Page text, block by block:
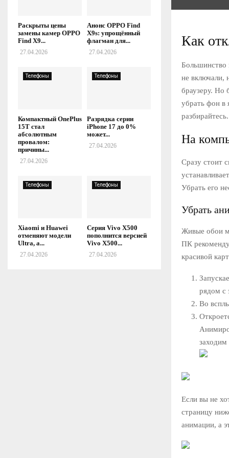
Как
Большинство
не включали,
браузеру. Но
убрать фон в
разбирайтесь.
На
Сразу стоит
Убрать его
Убрать
Живые обои
ПК
красивой
рядом с
Во
заходим
Если вы не
страницу
анимации, а
Раскрыты цены
замены камер OPPO
Find X9...
27.04.2026
Анонс OPPO Find
X9s: упрощённый
флагман для...
27.04.2026
Телефоны
Компактный OnePlus
15T стал
абсолютным
провалом:
причины...
27.04.2026
Телефоны
Разрядка серии
iPhone 17 до 0%
может...
27.04.2026
Телефоны
Xiaomi и Huawei
отменяют модели
Ultra, а...
27.04.2026
Телефоны
Серия Vivo X500
пополнится версией
Vivo X500...
27.04.2026